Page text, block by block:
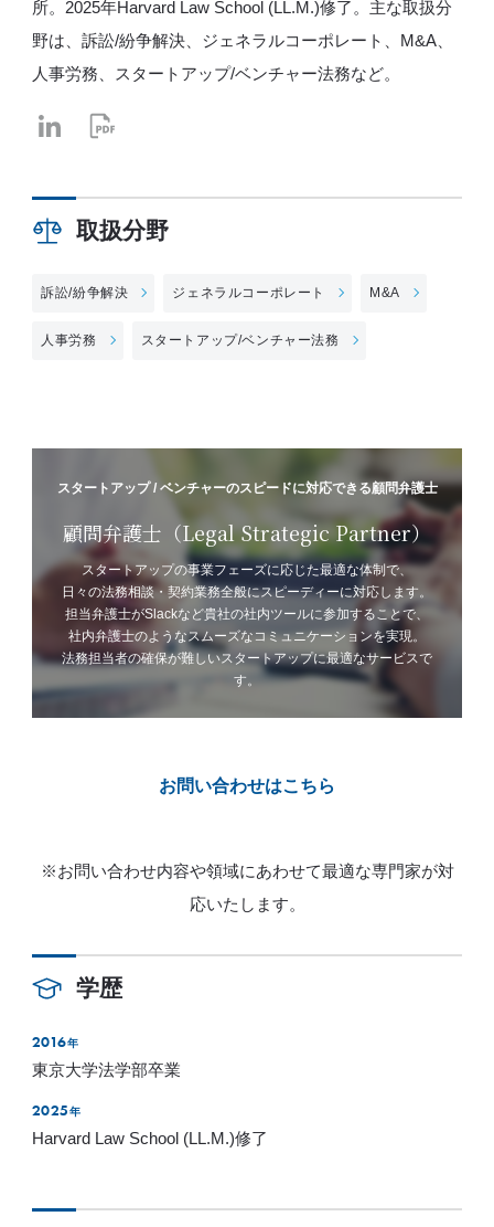
所。2025年Harvard Law School (LL.M.)修了。主な取扱分
野は、訴訟/紛争解決、ジェネラルコーポレート、M&A、
人事労務、スタートアップ/ベンチャー法務など。
取扱分野
訴訟/紛争解決 ジェネラルコーポレート M&A
人事労務 スタートアップ/ベンチャー法務
スタートアップ / ベンチャーのスピードに対応できる顧問弁護士
顧問弁護士（Legal Strategic Partner）
スタートアップの事業フェーズに応じた最適な体制で、
日々の法務相談・契約業務全般にスピーディーに対応します。
担当弁護士がSlackなど貴社の社内ツールに参加することで、
社内弁護士のようなスムーズなコミュニケーションを実現。
法務担当者の確保が難しいスタートアップに最適なサービスで
す。
お問い合わせはこちら
※お問い合わせ内容や領域にあわせて最適な専門家が対
応いたします。
学歴
2016年
東京大学法学部卒業
2025 年
Harvard Law School (LL.M.)修了